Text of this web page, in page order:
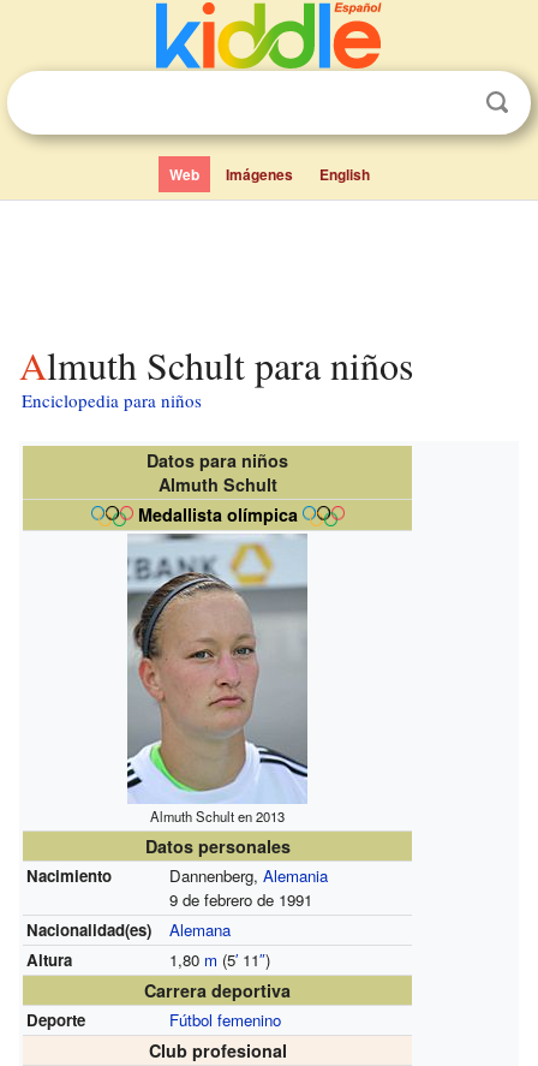
Web Imágenes English
Almuth Schult para niños
Enciclopedia para niños
Datos para niños
Almuth Schult
Medallista olímpica
Almuth Schult en 2013
Datos personales
Nacimiento Dannenberg, Alemania
9 de febrero de 1991
Nacionalidad(es)
Alemana
Altura
1,80 m (5′11″)
Carrera deportiva
Deporte Fútbol femenino
Club profesional